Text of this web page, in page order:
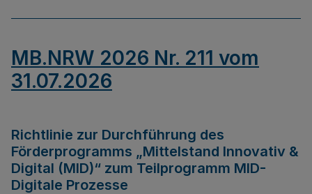
MB.NRW 2026 Nr. 211 vom
31.07.2026
Richtlinie zur Durchführung des
Förderprogramms „Mittelstand Innovativ &
Digital (MID)“ zum Teilprogramm MID-
Digitale Prozesse